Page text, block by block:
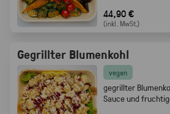
44,90 €
(inkl. MwSt.)
Gegrillter Blumenkohl
vegan
gegrillter
Sauce und